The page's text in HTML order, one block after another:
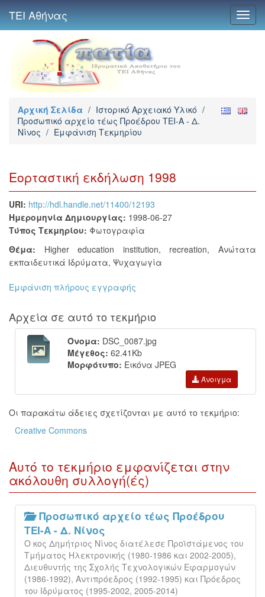
ΤΕΙ Αθήνας
Αρχική Σελίδα / Ιστορικό Αρχειακό Υλικό /
Προσωπικό αρχείο τέως Προέδρου ΤΕΙ-Α - Δ.
Νίνος / Εμφάνιση Τεκμηρίου
Εορταστική εκδήλωση 1998
URI: http://hdl.handle.net/11400/12193
Ημερομηνία Δημιουργίας: 1998-06-27
Τύπος Τεκμηρίου: Φωτογραφία
Θέμα:
Higher education institution, recreation,Ανώτατα
εκπαιδευτικά Ιδρύματα, Ψυχαγωγία
Εμφάνιση πλήρους εγγραφής
Αρχεία σε αυτό το τεκμήριο
Όνομα: DSC_0087.jpg
Μέγεθος: 62.41Kb
Μορφότυπο: Εικόνα JPEG
Άνοιγμα
Οι παρακάτω άδειες σχετίζονται με αυτό το τεκμήριο:
Creative Commons
Αυτό το τεκμήριο εμφανίζεται στην
ακόλουθη συλλογή(ές)
Προσωπικό αρχείο τέως Προέδρου
ΤΕΙ-Α - Δ. Νίνος
Ο κος Δημήτριος Νίνος διατέλεσε Προϊστάμενος του
Τμήματος Ηλεκτρονικής (1980-1986 και 2002-2005),
Διευθυντής της Σχολής Τεχνολογικών Εφαρμογών
(1986-1992), Αντιπρόεδρος (1992-1995) και Πρόεδρος
του Ιδρύματος (1995-2002, 2005-2014)